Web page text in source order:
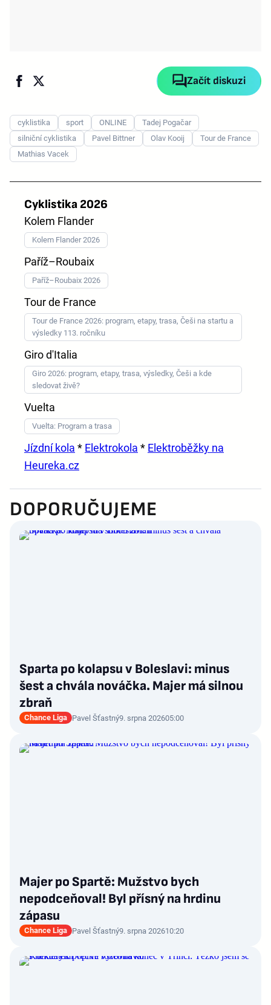
Začít diskuzi
cyklistika sport ONLINE
Tadej Pogačar
silniční cyklistika
Pavel Bittner Olav Kooij
Tour de France
Mathias Vacek
Cyklistika 2026
Kolem Flander
Kolem Flander 2026
Paříž–Roubaix
Paříž–Roubaix 2026
Tour de France
Tour de France 2026: program, etapy, trasa, Češi na startu a
výsledky 113. ročníku
Giro d'Italia
Giro 2026: program, etapy, trasa, výsledky, Češi a kde
sledovat živě?
Vuelta
Vuelta: Program a trasa
Jízdní kola * Elektrokola * Elektroběžky na
Heureka.cz
DOPORUČUJEME
Sparta po kolapsu v Boleslavi: minus
šest a chvála nováčka. Majer má silnou
zbraň
Chance Liga Pavel Šťastný9. srpna 202605:00
Majer po Spartě: Mužstvo bych
nepodceňoval! Byl přísný na hrdinu
zápasu
Chance Liga Pavel Šťastný9. srpna 202610:20